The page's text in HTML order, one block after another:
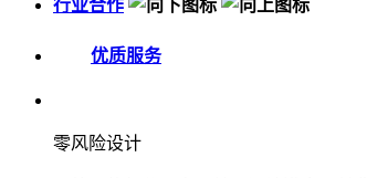
行业合作
优质服务
零风险设计